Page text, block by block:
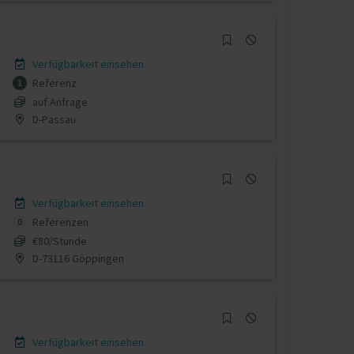
Verfügbarkeit einsehen
1
Referenz
auf Anfrage
D-Passau
Verfügbarkeit einsehen
0
Referenzen
€80/Stunde
D-73116 Göppingen
Verfügbarkeit einsehen